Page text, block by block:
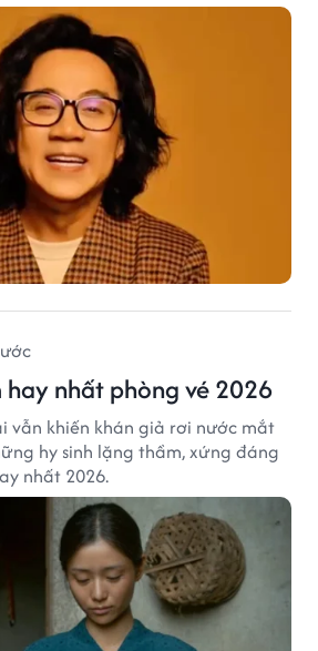
hay nhất phòng vé 2026
vẫn khiến khán giả rơi nước mắt
hy sinh lặng thầm, xứng đáng
nhất 2026.